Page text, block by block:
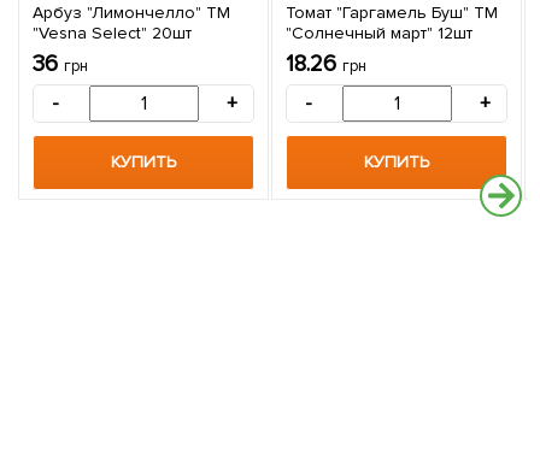
Арбуз "Лимончелло" ТМ
"Vesna Select" 20шт
36 грн
- +
КУПИТЬ
Томат "Гаргамель Буш" ТМ
"Солнечный март" 12шт
18.26 грн
- +
КУПИТЬ